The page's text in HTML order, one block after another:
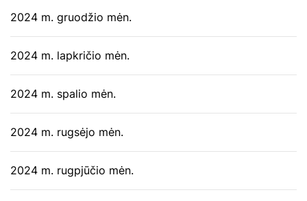
2024 m. gruodžio mėn.
2024 m. lapkričio mėn.
2024 m. spalio mėn.
2024 m. rugsėjo mėn.
2024 m. rugpjūčio mėn.